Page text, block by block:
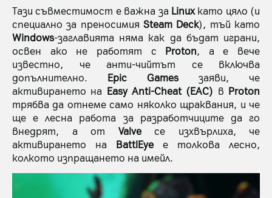
Тази съвместимост е важна за Linuxкато цяло (и
специално за преносимия Steam Deck), тъй като
Windows-заглавията няма как да бъдат играни,
освен ако не работят с Proton, а е вече
известно, че анти-чийтът се включва
допълнително. Epic Games заяви, че
активирането на Easy Anti-Cheat (EAC) в Proton
трябва да отнеме само няколко щраквания, и че
ще е лесна работа за разработчиците да го
внедрят, а от Valveсе изхвърлиха, че
активирането на BattlEye е толкова лесно,
колкото изпращането на имейл.